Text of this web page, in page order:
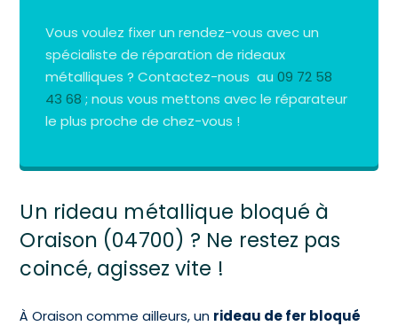
Vous voulez fixer un rendez-vous avec un
spécialiste de réparation de rideaux
métalliques ? Contactez-nous au09 72 58
43 68 ; nous vous mettons avec le réparateur
le plus proche de chez-vous !
Un rideau métallique bloqué à
Oraison (04700) ? Ne restez pas
coincé, agissez vite !
À Oraison comme ailleurs, un rideau de fer bloqué